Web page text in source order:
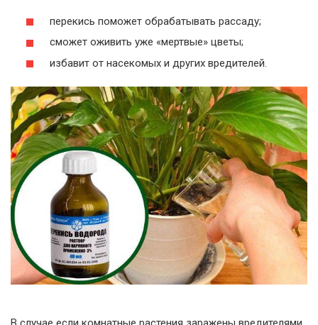
перекись поможет обрабатывать рассаду;
сможет оживить уже «мертвые» цветы;
избавит от насекомых и других вредителей.